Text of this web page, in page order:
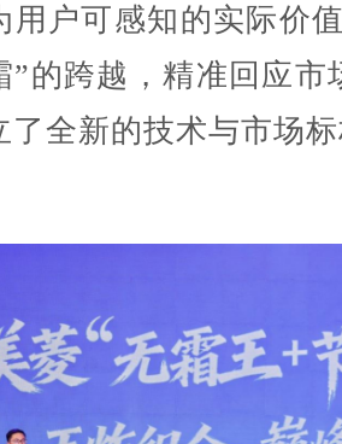
用户可感知的实际价
”的跨越，精准回应市
了全新的技术与市场